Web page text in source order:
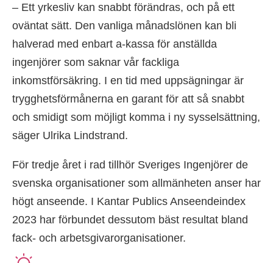
– Ett yrkesliv kan snabbt förändras, och på ett
oväntat sätt. Den vanliga månadslönen kan bli
halverad med enbart a-kassa för anställda
ingenjörer som saknar vår fackliga
inkomstförsäkring. I en tid med uppsägningar är
trygghetsförmånerna en garant för att så snabbt
och smidigt som möjligt komma i ny sysselsättning,
säger Ulrika Lindstrand.
För tredje året i rad tillhör Sveriges Ingenjörer de
svenska organisationer som allmänheten anser har
högt anseende. I Kantar Publics Anseendeindex
2023 har förbundet dessutom bäst resultat bland
fack- och arbetsgivarorganisationer.